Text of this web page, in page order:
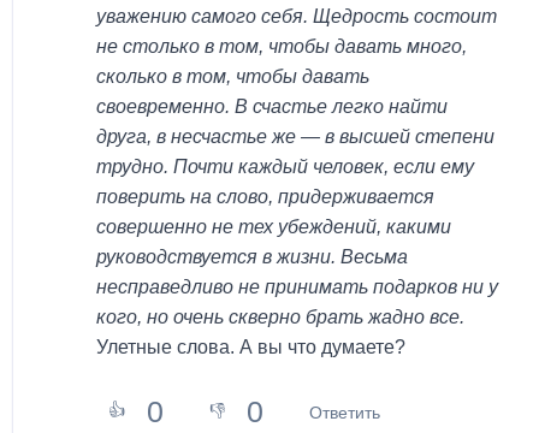
уважению самого себя. Щедрость состоит
не столько в том, чтобы давать много,
сколько в том, чтобы давать
своевременно. В счастье легко найти
друга, в несчастье же — в высшей степени
трудно. Почти каждый человек, если ему
поверить на слово, придерживается
совершенно не тех убеждений, какими
руководствуется в жизни. Весьма
несправедливо не принимать подарков ни у
кого, но очень скверно брать жадно все.
Улетные слова. А вы что думаете?
👍 0 👎 0 Ответить